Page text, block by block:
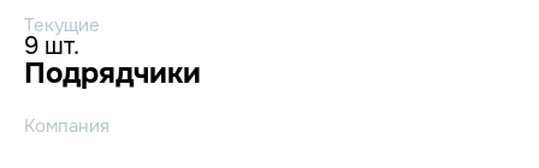
Текущие
9 шт.
Подрядчики
Компания